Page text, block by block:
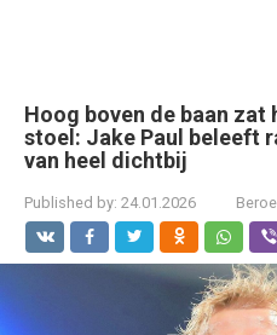
Hoog boven de baan zat
stoel: Jake Paul beleeft
van heel dichtbij
Published by: 24.01.2026